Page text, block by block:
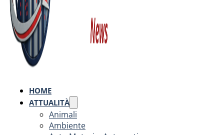
HOME
ATTUALITÀ
Animali
Ambiente